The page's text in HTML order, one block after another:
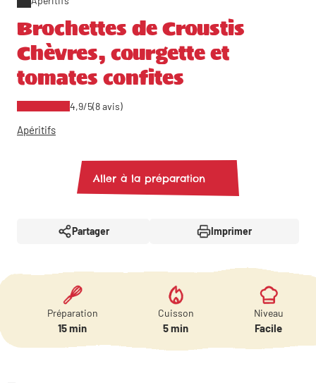
Brochettes de Croustis
Chèvres, courgette et
tomates confites
4,9/5(8 avis)
Apéritifs
Aller à la préparation
Partager Imprimer
Préparation
15 min
Cuisson
5 min
Niveau
Facile